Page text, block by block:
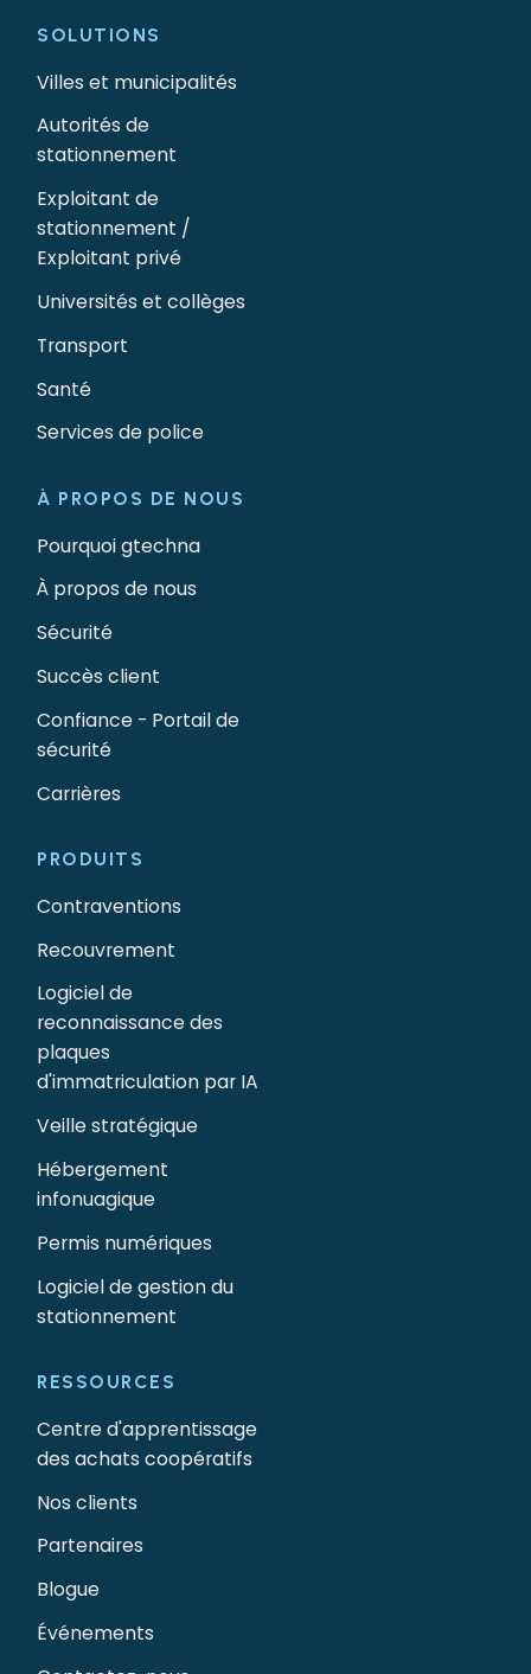
À PROPOS DE NOUS
Pourquoi gtechna
À propos de nous
Sécurité
Succès client
Confiance - Portail de
sécurité
Carrières
SOLUTIONS
Villes et municipalités
Autorités de
stationnement
Exploitant de
stationnement /
Exploitant privé
Universités et collèges
Transport
Santé
Services de police
PRODUITS
Contraventions
Recouvrement
Logiciel de
reconnaissance des
plaques
d'immatriculation par IA
Veille stratégique
Hébergement
infonuagique
Permis numériques
Logiciel de gestion du
stationnement
RESSOURCES
Centre d'apprentissage
des achats coopératifs
Nos clients
Partenaires
Blogue
Événements